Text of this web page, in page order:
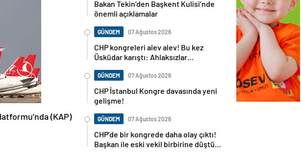
(KAP)
Bakan Tekin’den Başkent Kulisi’nde
önemli açıklamalar
GÜNDEM 07 Ağustos 2026
CHP kongreleri alev alev! Bu kez
Üsküdar karıştı: Ahlaksızlar…
GÜNDEM 07 Ağustos 2026
CHP İstanbul Kongre davasında yeni
gelişme!
GÜNDEM 07 Ağustos 2026
CHP’de bir kongrede daha olay çıktı!
Başkan ile eski vekil birbirine düştü…